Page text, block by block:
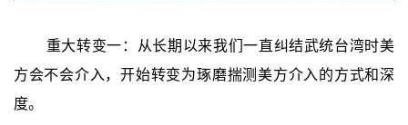
重大转变一：从长期以来我们一直纠结武统台湾时美
方会不会介入，开始转变为琢磨揣测美方介入的方式和深
度。